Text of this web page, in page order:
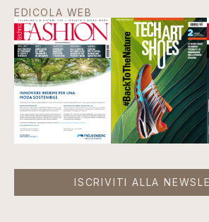
EDICOLA WEB
ISCRIVITI ALLA